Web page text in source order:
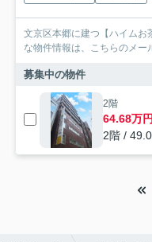
文京区本郷に建つ【ハイムお
な物件情報は、こちらのメー
募集中の物件
2階
64.68万
2階 /